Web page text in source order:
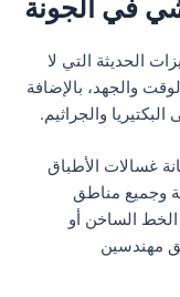
في الجونة
الحديثة التي لا
والجهد، بالإضافة
والجراثيم.
غسالات الأطباق
وجميع مناطق
الساخن أو
مهندسين